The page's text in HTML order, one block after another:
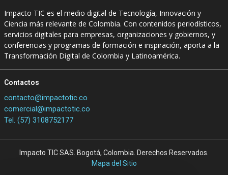
Impacto TIC es el medio digital de Tecnología, Innovación y
Ciencia más relevante de Colombia. Con contenidos periodísticos,
servicios digitales para empresas, organizaciones y gobiernos, y
conferencias y programas de formación e inspiración, aporta a la
Transformación Digital de Colombia y Latinoamérica.
Contactos
contacto@impactotic.co
comercial@impactotic.co
Tel. (57) 3108752177
Impacto TIC SAS. Bogotá, Colombia. Derechos Reservados.
Mapa del Sitio